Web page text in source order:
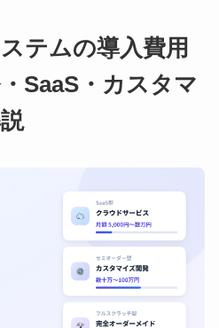
テムの導入費用
SaaS・カスタマ